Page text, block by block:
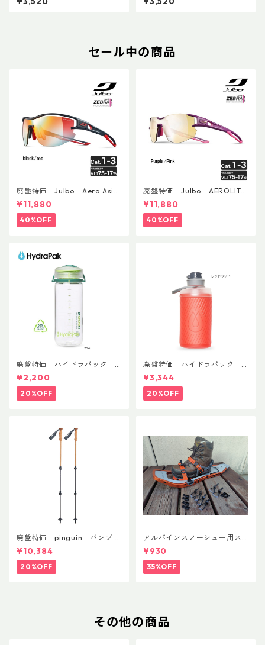
セール中の商品
廃盤特価 Julbo Aero Asia
nFit
¥11,880
40%OFF
廃盤特価 Julbo AEROLITE
AsianFit
¥11,880
40%OFF
廃盤特価 ハイドラパック
リーコン ツイスト＆シップ 50
0ml
¥2,200
20%OFF
廃盤特価 ハイドラパック
フラックス 750ml
¥3,344
20%OFF
廃盤特価 pinguin バンブー
FLフォーム(ペア)
¥10,384
20%OFF
アルパインスノーシュー用ス
トラップキャッチ(ペア)
¥930
35%OFF
その他の商品